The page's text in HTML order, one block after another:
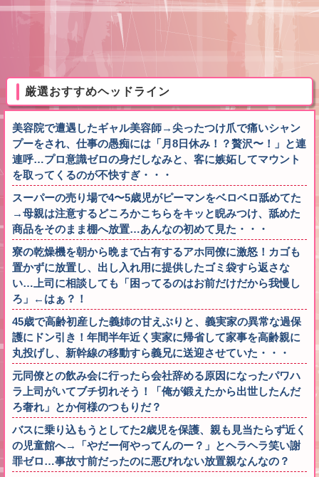
厳選おすすめヘッドライン
美容院で遭遇したギャル美容師→尖ったつけ爪で痛いシャン
プーをされ、仕事の愚痴には「月8日休み！？贅沢〜！」と連
連呼…プロ意識ゼロの身だしなみと、客に嫉妬してマウント
を取ってくるのが不快すぎ・・・
スーパーの売り場で4〜5歳児がピーマンをベロベロ舐めてた
→母親は注意するどころかこちらをキッと睨みつけ、舐めた
商品をそのまま棚へ放置…あんなの初めて見た・・・
寮の乾燥機を朝から晩まで占有するアホ同僚に激怒！カゴも
置かずに放置し、出し入れ用に提供したゴミ袋すら返さな
い…上司に相談しても「困ってるのはお前だけだから我慢し
ろ」←はぁ？！
45歳で高齢初産した義姉の甘えぶりと、義実家の異常な過保
護にドン引き！年間半年近く実家に帰省して家事を高齢親に
丸投げし、新幹線の移動すら義兄に送迎させていた・・・
元同僚との飲み会に行ったら会社辞める原因になったパワハ
ラ上司がいてブチ切れそう！「俺が鍛えたから出世したんだ
ろ奢れ」とか何様のつもりだ？
バスに乗り込もうとしてた2歳児を保護、親も見当たらず近く
の児童館へ→「やだー何やってんのー？」とヘラヘラ笑い謝
罪ゼロ…事故寸前だったのに悪びれない放置親なんなの？